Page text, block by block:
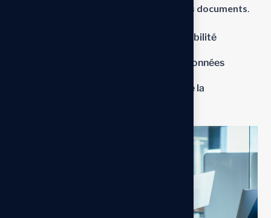
contrôle total sur la présentation de vos documents.
Personnalisation Visuelle et Flexibilité
Enrichissement et Gestion des Données
Amélioration de l’Efficacité et de la